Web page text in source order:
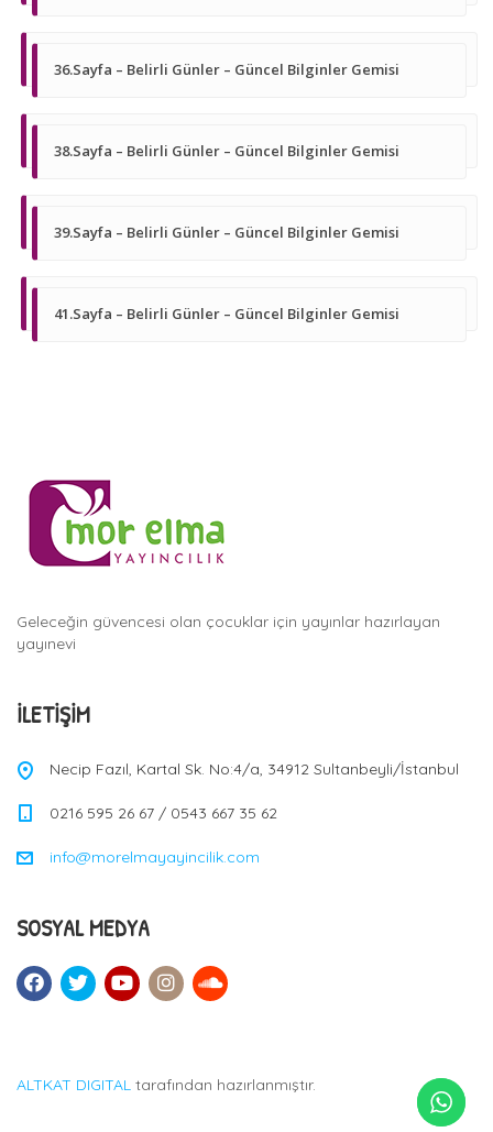
36.Sayfa – Belirli Günler – Güncel Bilginler Gemisi
38.Sayfa – Belirli Günler – Güncel Bilginler Gemisi
39.Sayfa – Belirli Günler – Güncel Bilginler Gemisi
41.Sayfa – Belirli Günler – Güncel Bilginler Gemisi
Geleceğin güvencesi olan çocuklar için yayınlar hazırlayan
yayınevi
İLETIŞIM
Necip Fazıl, Kartal Sk. No:4/a, 34912 Sultanbeyli/İstanbul
0216 595 26 67 / 0543 667 35 62
info@morelmayayincilik.com
SOSYAL MEDYA
ALTKAT DIGITAL tarafından hazırlanmıştır.